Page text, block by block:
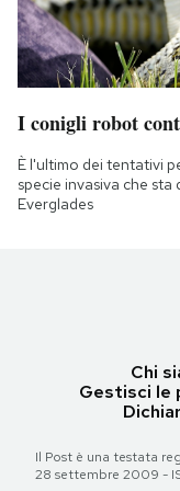
I conigli robot
È l'ultimo dei tentativi
specie invasiva che
Everglades
Chi
Gestisci le
Il Post è una testata
28 settembre 2009 -